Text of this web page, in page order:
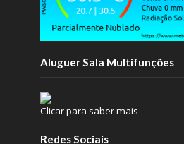
Aluguer Sala Multifunções
Clicar para saber mais
Redes Sociais